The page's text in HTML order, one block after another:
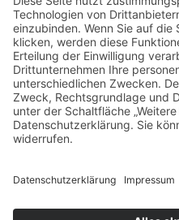
Bauen von der
SOLID-STORIES.DE
Projekte Blog
Datenschutz